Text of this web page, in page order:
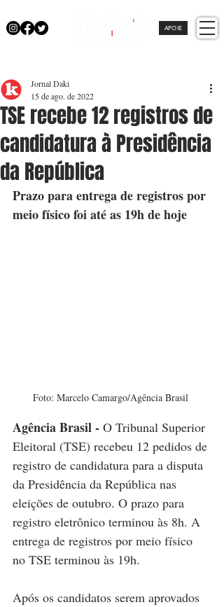
APOIE
TSE recebe 12 registros de
candidatura à Presidência
da República
Jornal Daki
15 de ago. de 2022
Prazo para entrega de registros por
meio físico foi até as 19h de hoje
Foto: Marcelo Camargo/Agência Brasil
Agência Brasil - O Tribunal Superior
Eleitoral (TSE) recebeu 12 pedidos de
registro de candidatura para a disputa
da Presidência da República nas
eleições de outubro. O prazo para
registro eletrônico terminou às 8h. A
entrega de registros por meio físico
no TSE terminou às 19h.
Após os candidatos serem aprovados